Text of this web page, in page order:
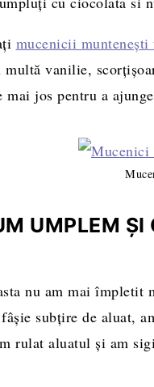
mucenicii
multă vanilie,
mai jos pentru a
UMPLEM ȘI
nu am mai împletit
subțire de aluat,
rulat aluatul și am